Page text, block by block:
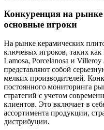
Конкуренция на
основные игроки
На рынке керамических
ключевых игроков, таких
Lamosa, Porcelanosa и
представляют собой
мелких производителей.
постоянного мониторинга
стратегий с учетом
клиентов. Это включает в
ассортимента продукции,
дистрибуции.